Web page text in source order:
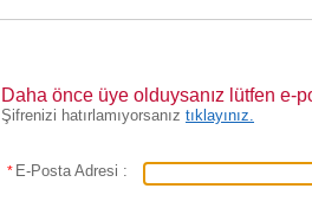
Daha önce üye olduysanız lütfen e-
Şifrenizi hatırlamıyorsanız tıklayınız.
* E-Posta Adresi :